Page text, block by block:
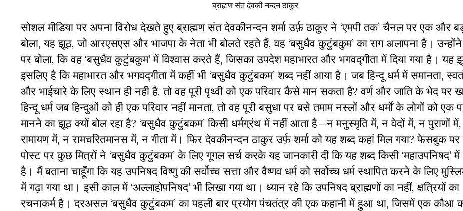
ब्राह्मण संत देवकी नन्दन ठाकुर
सोशल मीडिया पर अपना विरोध देखते हुए ब्राह्मण संत देवकीनन्दन शर्मा उर्फ़ ठाकुर ने ‘एमपी तक’ चैनल पर एक और
बोला, यह झूठ, जो आरएसएस और भाजपा के नेता भी बोलते रहते हैं, वह ‘बसुधैव कुटुंबकुम’ का राग अलापना है।
पर बोला, कि वह ‘बसुधैव कुटुंबकुम’ में विश्वास करते हैं, जिसका उपदेश महाभारत और भगवद्गीता में दिया गया है। यह
इसलिए है कि महाभारत और भगवद्गीता में कहीं भी ‘बसुधैव कुटुंबकम’ शब्द नहीं आया है। जब हिन्दू धर्म में समानता,
और भाईचारे के लिए स्थान ही नही है, तो वह पूरी पृथ्वी को एक परिवार कैसे मान सकता है? वर्ण और जाति के भेद पर
हिन्दू धर्म जब हिन्दुओं को ही एक परिवार नहीं मानता, तो वह पूरी बसुधा पर बसे तमाम नस्लों और धर्मों के लोगों को एक
मानने का झूठ क्यों बोल रहा है? ‘बसुधैव कुटुंबकम’ किसी धर्मग्रंथ में नहीं आता है—न मनुस्मृति में, न वेदों में, न पुराणों
रामायण में, न रामचरितमानस में, न गीता में। फिर देवकीनन्दन ठाकुर उर्फ़ शर्मा को यह शब्द कहां मिल गया? फेसबुक पर
पोस्ट पर कुछ मित्रों ने ‘बसुधैव कुटुंबकम’ के लिए गूगल सर्च करके यह जानकारी दी कि यह शब्द किसी ‘महाउपनिषद’
है। मैं बताना चाहूँगा कि यह उपनिषद विष्णु की सर्वोच्च सत्ता और वैष्णव धर्म को सर्वोच्च धर्म स्थापित करने के लिए
में गढ़ा गया था। इसी काल में ‘अल्लाहोपनिषद’ भी लिखा गया था। ध्यान रहे कि उपनिषद ब्राह्मणों का नहीं, क्षत्रियों का
रचनाकर्म है। दरअसल ‘बसुधैव कुटुंबकम’ का पहली बार प्रयोग पंचतंत्र की एक कहानी में हुआ था, जिसमें एक कौआ